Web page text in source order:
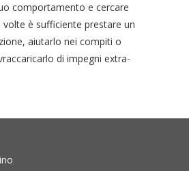
comportamento e cercare
volte è sufficiente prestare un
aiutarlo nei compiti o
di impegni extra-